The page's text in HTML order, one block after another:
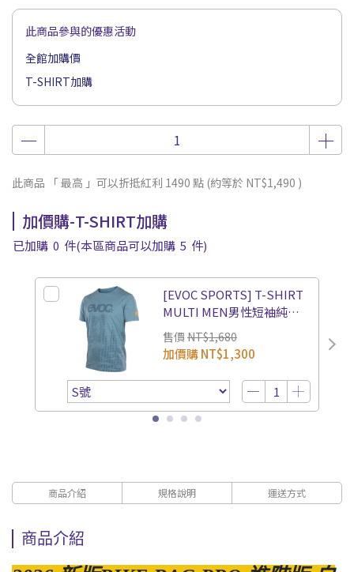
此商品參與的優惠活動
全館加購價
T-SHIRT加購
此商品 「 最高 」可以折抵紅利 1490 點 (約等於 NT$1,490 )
加價購-T-SHIRT加購
已加購 0 件(本區商品可以加購 5 件)
[EVOC SPORTS] T-SHIRT
MULTI MEN男性短袖純棉
上衣
售價 NT$1,680
加價購NT$1,300
商品介紹 規格說明 運送方式
商品介紹